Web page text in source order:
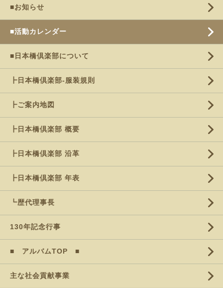
■お知らせ
■活動カレンダー
■日本橋倶楽部について
┣日本橋倶楽部-服装規則
┣ご案内地図
┣日本橋倶楽部 概要
┣日本橋倶楽部 沿革
┣日本橋倶楽部 年表
┗歴代理事長
130年記念行事
■ アルバムTOP ■
主な社会貢献事業